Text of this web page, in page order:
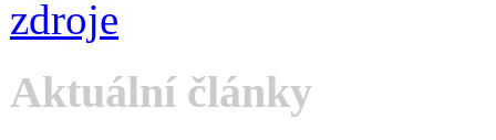
Aktuální články